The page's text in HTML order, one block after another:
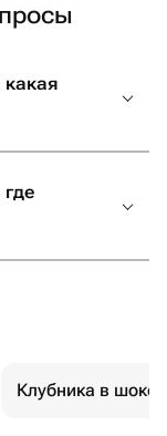
какая
Клубника в